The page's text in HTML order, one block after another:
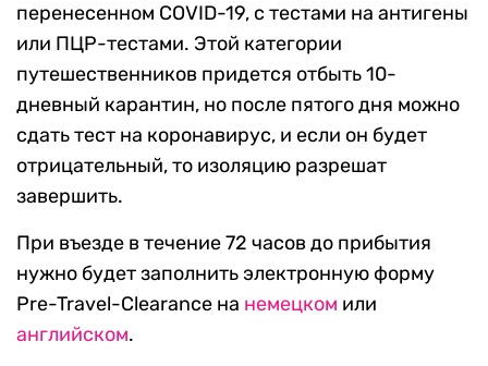
перенесенном COVID-19, с тестами на антигены
или ПЦР-тестами. Этой категории
путешественников придется отбыть 10-
дневный карантин, но после пятого дня можно
сдать тест на коронавирус, и если он будет
отрицательный, то изоляцию разрешат
завершить.
При въезде в течение 72 часов до прибытия
нужно будет заполнить электронную форму
Pre-Travel-Clearance на немецком или
английском.